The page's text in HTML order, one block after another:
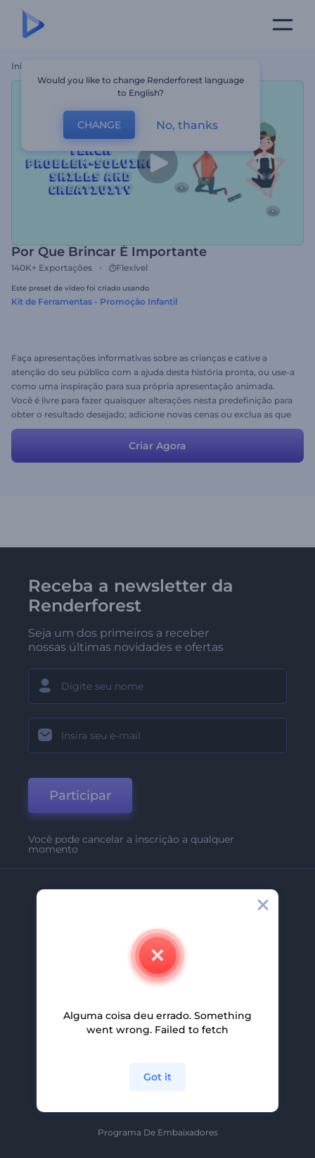
Início
Por Que Brincar É Importante
140K+ Exportações Flexível
Este preset de vídeo foi criado usando
Kit de Ferramentas - Promoção Infantil
Faça apresentações informativas sobre as crianças e cative a
atenção do seu público com a ajuda desta história pronta, ou use-a
como uma inspiração para sua própria apresentação animada.
Você é livre para fazer quaisquer alterações nesta predefinição para
obter o resultado desejado; adicione novas cenas ou exclua as que
você não precisa.
Criar Agora
Receba a newsletter da
Renderforest
Seja um dos primeiros a receber
nossas últimas novidades e ofertas
Participar
Você pode cancelar a inscrição a qualquer
momento
Contate-Nos
Carreiras
Programa De Afiliados
Programa De Embaixadores
Would you like to change Renderforest language
to English?
CHANGE No, thanks
Alguma coisa deu errado. Something
went wrong. Failed to fetch
Got it